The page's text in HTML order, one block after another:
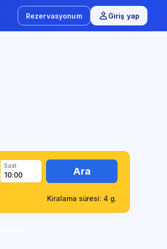
Rezervasyonum Giriş yap
Saat Ara
Kiralama süresi: 4 g.